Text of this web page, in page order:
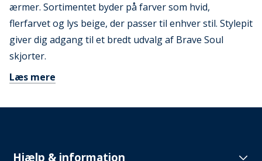
ærmer. Sortimentet byder på farver som hvid,
flerfarvet og lys beige, der passer til enhver stil. Stylepit
giver dig adgang til et bredt udvalg af Brave Soul
skjorter.
Læs mere
Hjælp & information